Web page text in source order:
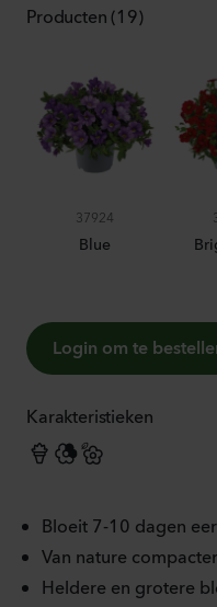
Producten (19)
37924
Blue
Login om te
Karakteristieken
Bloeit 7-10 dagen
Van nature compacter
Heldere en grotere